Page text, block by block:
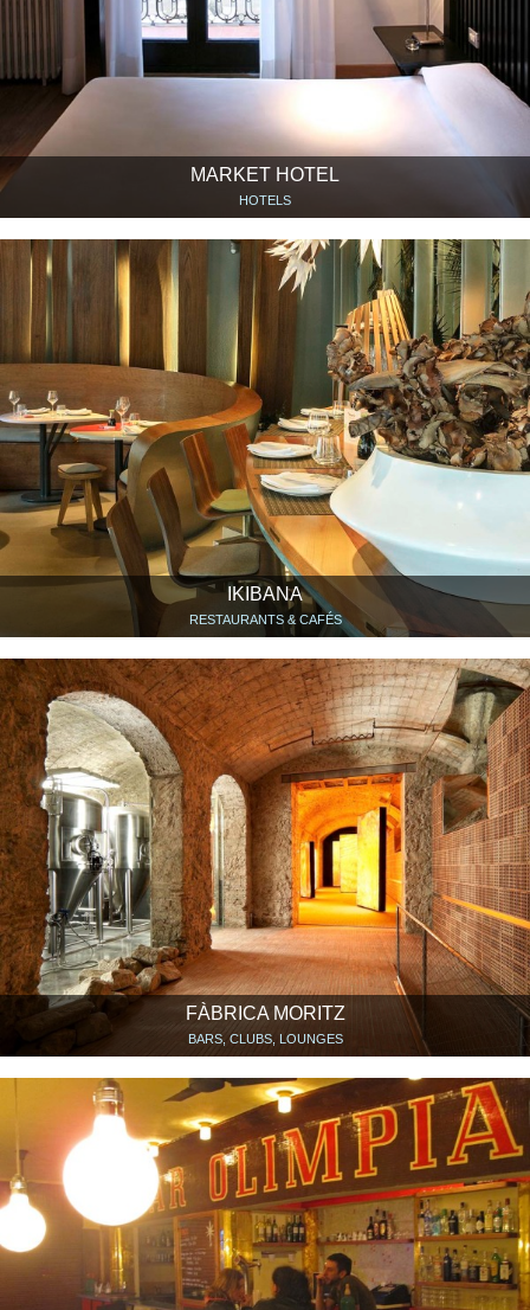
MARKET HOTEL
HOTELS
IKIBANA
RESTAURANTS & CAFÉS
FÀBRICA MORITZ
BARS, CLUBS, LOUNGES